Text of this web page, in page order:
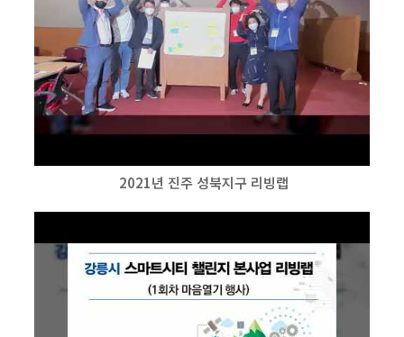
2021년 진주 성북지구 리빙랩